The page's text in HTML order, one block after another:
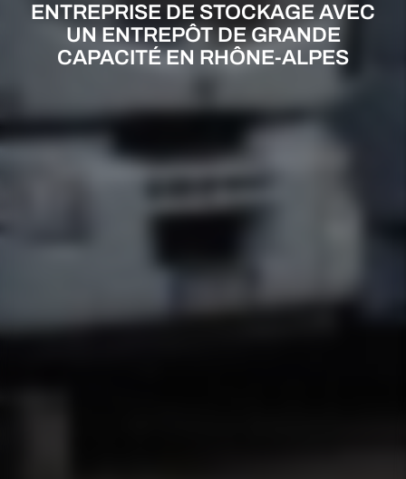
ENTREPRISE DE STOCKAGE AVEC
UN ENTREPÔT DE GRANDE
CAPACITÉ EN RHÔNE-ALPES